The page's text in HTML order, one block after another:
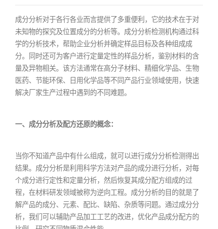
成分分析对于各行各业而言提供了多重便利，它的技术在于对
未知物的探究及位置成分的分析等。成分分析检测机构通过科
学的分析技术，帮助企业分析并确定样品目标及各种组成成
分。同时还可为客户进行定量定性的样品分析，鉴别材料的含
量及异物相关。该方法通常在高分子材料、精细化学品、生物
医药、节能环保、日用化学品等不同产品行业领域使用，快速
解决厂家生产过程中遇到的不同难题。
一、成分分析及配方还原的概念：
当你不知道产品中有什么组成，就可以进行成分分析检测得出
结果。成分分析是利用科学方法对产品的成分进行分析，对每
个成分进行定性和定量分析，然后恢复其成分配方组成的过
程，在材料研发领域被称为逆向工程。成分分析的目的就是了
解产品的成分、元素、配比、缺陷、杂质等问题。通过成分分
析，我们可以辅助产品加工工艺的改进，优化产品成分配方的